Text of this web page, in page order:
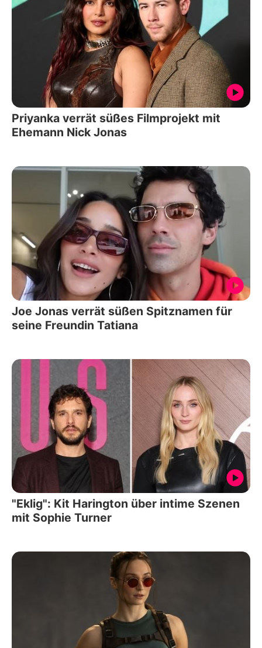
Priyanka verrät süßes Filmprojekt mit
Ehemann Nick Jonas
Joe Jonas verrät süßen Spitznamen für
seine Freundin Tatiana
"Eklig": Kit Harington über intime Szenen
mit Sophie Turner